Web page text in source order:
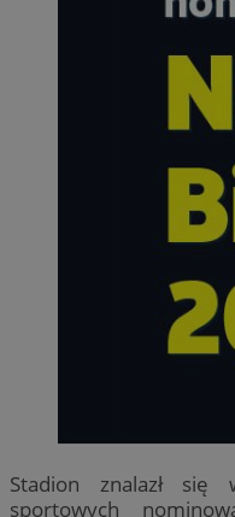
Stadion znalazł się
sportowych